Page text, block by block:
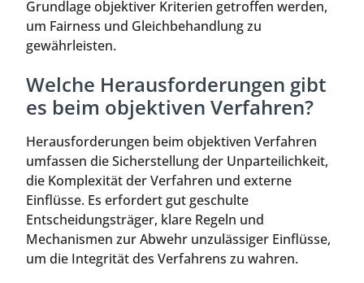
Grundlage objektiver Kriterien getroffen werden,
um Fairness und Gleichbehandlung zu
gewährleisten.
Welche Herausforderungen gibt
es beim objektiven Verfahren?
Herausforderungen beim objektiven Verfahren
umfassen die Sicherstellung der Unparteilichkeit,
die Komplexität der Verfahren und externe
Einflüsse. Es erfordert gut geschulte
Entscheidungsträger, klare Regeln und
Mechanismen zur Abwehr unzulässiger Einflüsse,
um die Integrität des Verfahrens zu wahren.